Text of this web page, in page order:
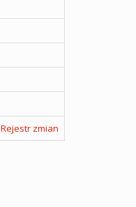
Rejestr zmian